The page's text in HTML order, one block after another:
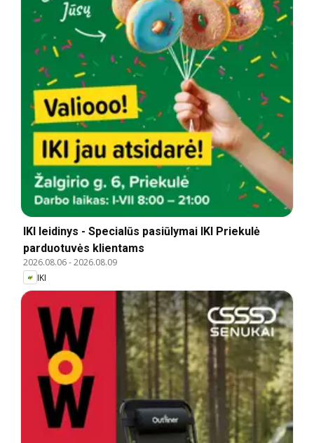
IKI leidinys - Specialūs pasiūlymai IKI Priekulė
parduotuvės klientams
2026.08.06-2026.08.09
IKI